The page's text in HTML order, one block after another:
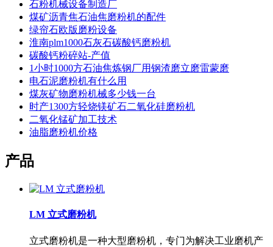
石粉机械设备制造厂
煤矿沥青焦石油焦磨粉机的配件
绿帘石欧版磨粉设备
淮南plm1000石灰石碳酸钙磨粉机
碳酸钙粉碎站-产值
1小时1000方石油焦炼钢厂用钢渣磨立磨雷蒙磨
电石泥磨粉机有什么用
煤灰矿物磨粉机械多少钱一台
时产1300方轻烧镁矿石二氧化硅磨粉机
二氧化锰矿加工技术
油脂磨粉机价格
产品
LM 立式磨粉机
立式磨粉机是一种大型磨粉机，专门为解决工业磨机产